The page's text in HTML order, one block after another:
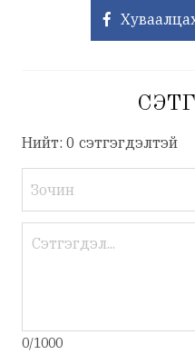
Нийт: 0 сэтгэгдэлтэй
0/1000